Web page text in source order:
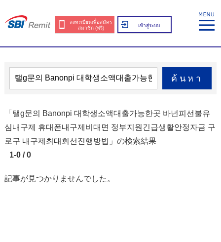
ลงทะเบียนเพื่อสมัคร
สมาชิก (ฟรี)
เข้าสู่ระบบ
ค้นหา
「탤g문의 Banonpi 대학생소액대출가능한곳 바넌피선불유
심내구제 휴대폰내구제비대면 정부지원긴급생활안정자금 구
로구 내구제최대회선진행방법」の検索結果
1-0 / 0
記事が見つかりませんでした。